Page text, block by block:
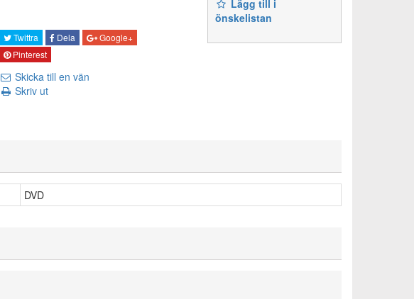
Twittra Dela
Google+
Pinterest
Skicka till en vän
Skriv ut
Lägg till i
önskelistan
DVD